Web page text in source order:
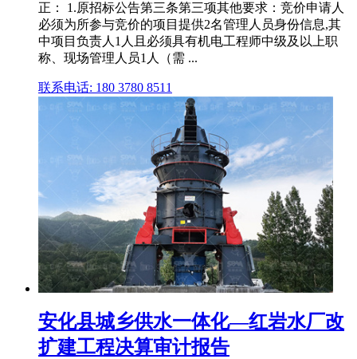
正： 1.原招标公告第三条第三项其他要求：竞价申请人
必须为所参与竞价的项目提供2名管理人员身份信息,其
中项目负责人1人且必须具有机电工程师中级及以上职
称、现场管理人员1人（需 ...
联系电话: 180 3780 8511
安化县城乡供水一体化—红岩水厂改
扩建工程决算审计报告